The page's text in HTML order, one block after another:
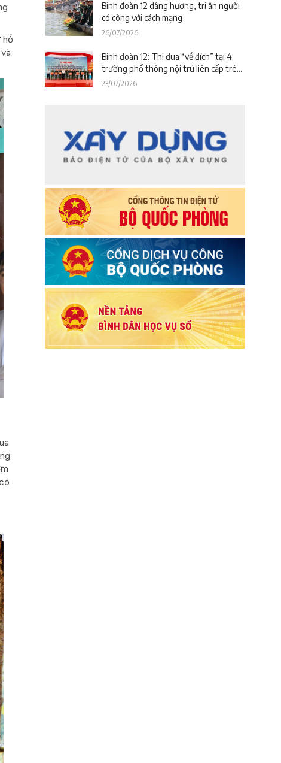
hỗ
Binh đoàn 12 dâng hương, tri ân người
có công với cách mạng
26/07/2026
Binh đoàn 12: Thi đua “về đích” tại 4
trường phổ thông nội trú liên cấp trên
địa bàn tỉnh Thanh Hóa
23/07/2026